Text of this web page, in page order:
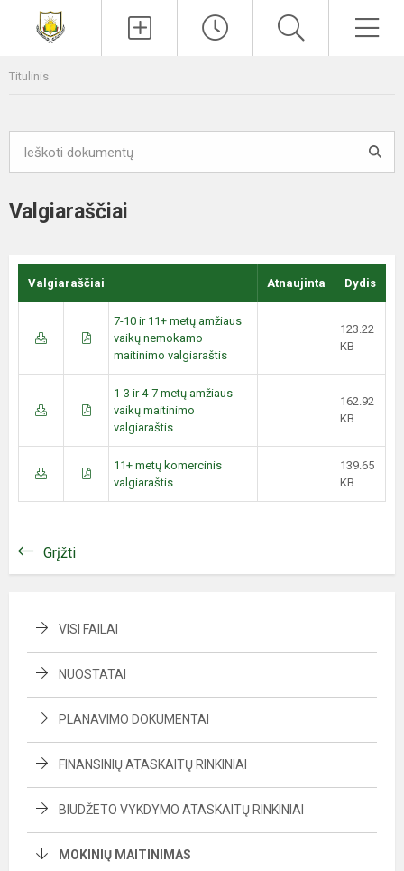
Titulinis
Valgiaraščiai
Valgiaraščiai Atnaujinta Dydis
7-10 ir 11+ metų amžiaus
vaikų nemokamo
maitinimo valgiaraštis
123.22
KB
1-3 ir 4-7 metų amžiaus
vaikų maitinimo
valgiaraštis
162.92
KB
11+ metų komercinis
valgiaraštis
139.65
KB
Grįžti
VISI FAILAI
NUOSTATAI
PLANAVIMO DOKUMENTAI
FINANSINIŲ ATASKAITŲ RINKINIAI
BIUDŽETO VYKDYMO ATASKAITŲ RINKINIAI
MOKINIŲ MAITINIMAS